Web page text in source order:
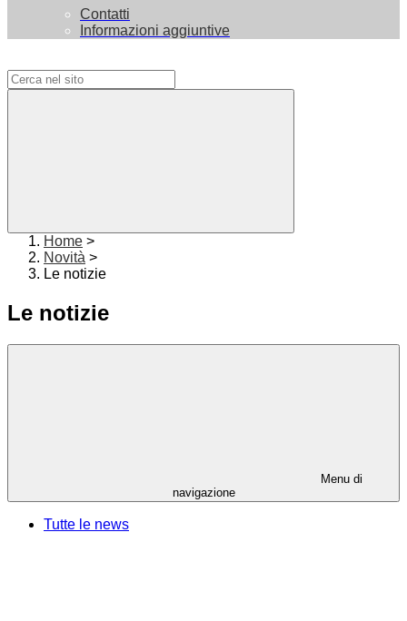
Contatti
Informazioni aggiuntive
Home >
Novità >
Le notizie
Le notizie
Menu di
navigazione
Tutte le news